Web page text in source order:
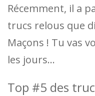
Récemment, il a
trucs relous que
Maçons ! Tu vas
les jours…
Top #5 des